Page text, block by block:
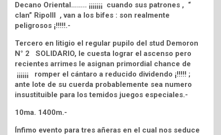
Decano Oriental…….. ¡¡¡¡¡¡¡ cuando sus patrones , “
clan” Ripolll , van a los bifes : son realmente
peligrosos ¡!!!!!.-
Tercero en litigio el regular pupilo del stud Demoron
N° 2 SOLIDARIO, le cuesta lograr el ascenso pero
recientes arrimes le asignan primordial chance de
¡¡¡¡¡¡ romper el cántaro a reducido dividendo ¡!!!!! ;
ante lote de su cuerda probablemente sea numero
insustituible para los temidos juegos especiales.-
10ma. 1400m.-
Ínfimo evento para tres añeras en el cual nos seduce